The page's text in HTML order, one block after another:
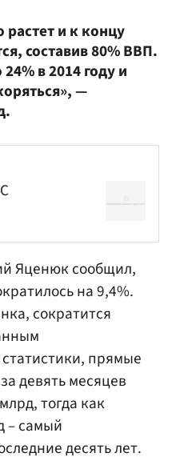
растет и к концу
составив 80% ВВП.
в 2014 году и
—
Яценюк сообщил,
на 9,4%.
сократится
прямые
девять месяцев
тогда как
– самый
десять лет.